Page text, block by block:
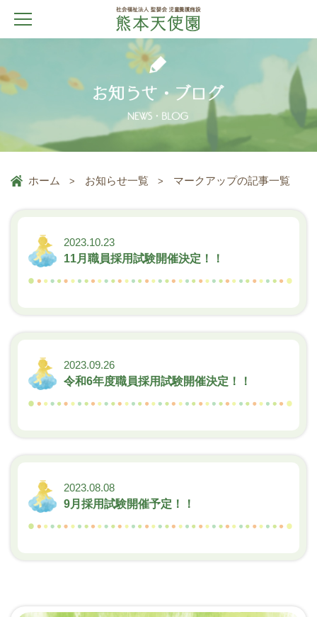
ホーム お知らせ一覧 マークアップの記事一覧
2023.10.23
11月職員採用試験開催決定！！
2023.09.26
令和6年度職員採用試験開催決定！！
2023.08.08
9月採用試験開催予定！！